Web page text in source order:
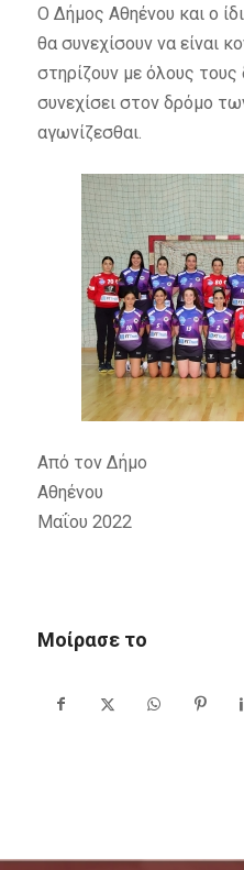
Ο Δήμος Αθηένου και ο
θα συνεχίσουν να είναι
στηρίζουν με όλους
συνεχίσει στον δρόμο
αγωνίζεσθαι.
Από τον Δήμο
Μαΐου 2022
Μοίρασε το